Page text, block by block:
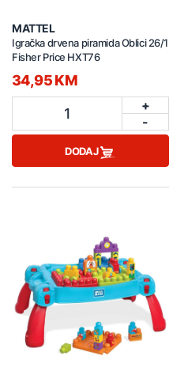
MATTEL
Igračka drvena piramida Oblici 26/1
Fisher Price HXT76
34,95 KM
1
+
-
DODAJ